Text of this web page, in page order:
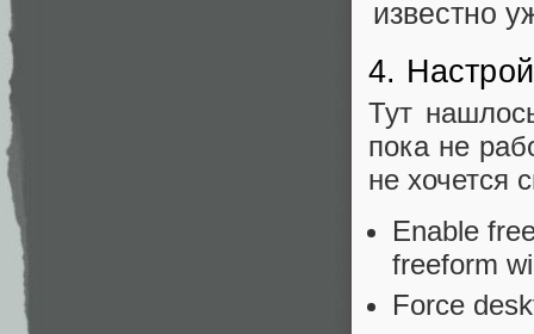
4.
Тут
пока не
не хочется
Enable
freeform
Force